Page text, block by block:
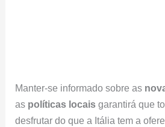
Manter-se informado sobre as
as políticas locais garantirá que
desfrutar do que a Itália tem a